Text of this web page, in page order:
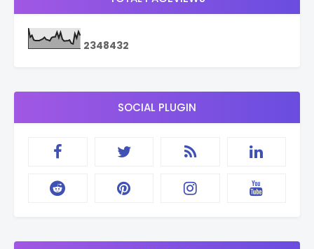
2348432
SOCIAL PLUGIN